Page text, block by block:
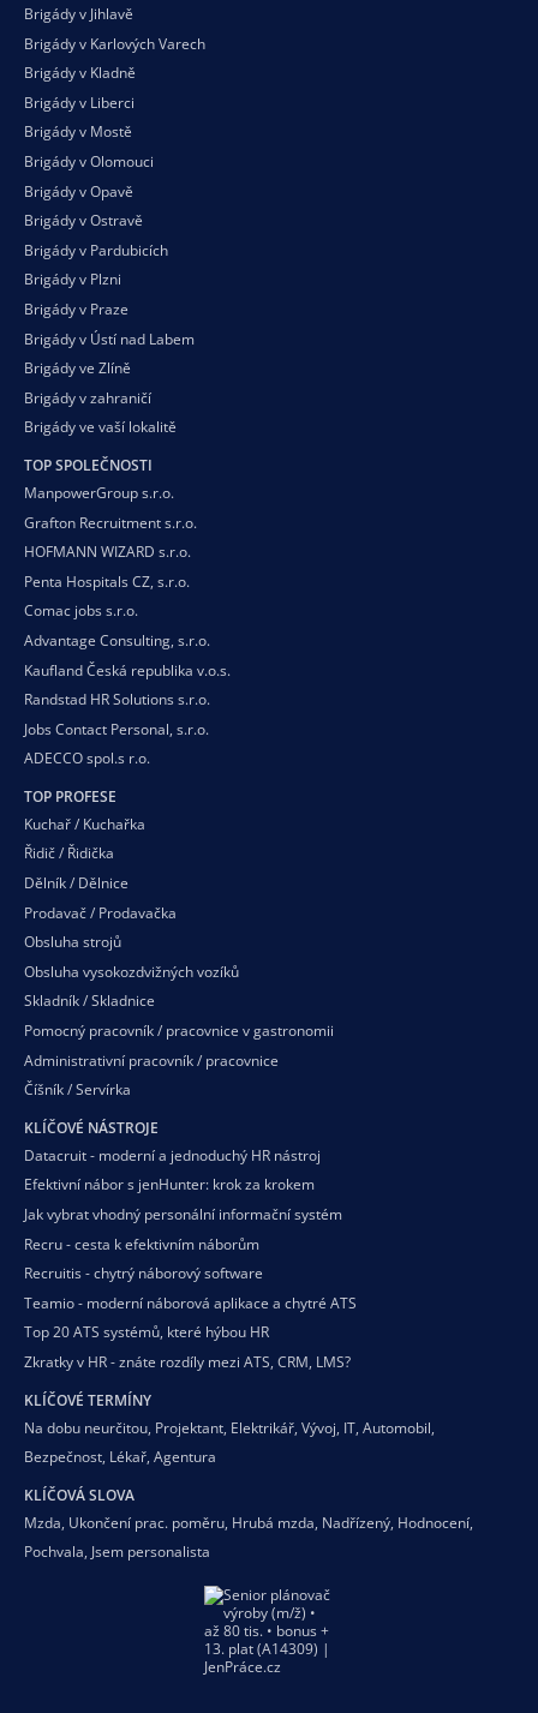
Brigády v Jihlavě
Brigády v Karlových Varech
Brigády v Kladně
Brigády v Liberci
Brigády v Mostě
Brigády v Olomouci
Brigády v Opavě
Brigády v Ostravě
Brigády v Pardubicích
Brigády v Plzni
Brigády v Praze
Brigády v Ústí nad Labem
Brigády ve Zlíně
Brigády v zahraničí
Brigády ve vaší lokalitě
TOP SPOLEČNOSTI
ManpowerGroup s.r.o.
Grafton Recruitment s.r.o.
HOFMANN WIZARD s.r.o.
Penta Hospitals CZ, s.r.o.
Comac jobs s.r.o.
Advantage Consulting, s.r.o.
Kaufland Česká republika v.o.s.
Randstad HR Solutions s.r.o.
Jobs Contact Personal, s.r.o.
ADECCO spol.s r.o.
TOP PROFESE
Kuchař / Kuchařka
Řidič / Řidička
Dělník / Dělnice
Prodavač / Prodavačka
Obsluha strojů
Obsluha vysokozdvižných vozíků
Skladník / Skladnice
Pomocný pracovník / pracovnice v gastronomii
Administrativní pracovník / pracovnice
Číšník / Servírka
KLÍČOVÉ NÁSTROJE
Datacruit - moderní a jednoduchý HR nástroj
Efektivní nábor s jenHunter: krok za krokem
Jak vybrat vhodný personální informační systém
Recru - cesta k efektivním náborům
Recruitis - chytrý náborový software
Teamio - moderní náborová aplikace a chytré ATS
Top 20 ATS systémů, které hýbou HR
Zkratky v HR - znáte rozdíly mezi ATS, CRM, LMS?
KLÍČOVÉ TERMÍNY
Na dobu neurčitou, Projektant, Elektrikář, Vývoj, IT, Automobil,
Bezpečnost, Lékař, Agentura
KLÍČOVÁ SLOVA
Mzda, Ukončení prac. poměru, Hrubá mzda, Nadřízený, Hodnocení,
Pochvala, Jsem personalista